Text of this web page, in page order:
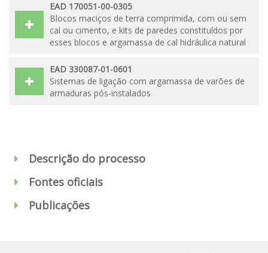
EAD 170051-00-0305
Blocos maciços de terra comprimida, com ou sem
cal ou cimento, e kits de paredes constituídos por
esses blocos e argamassa de cal hidráulica natural
EAD 330087-01-0601
Sistemas de ligação com argamassa de varões de
armaduras pós-instalados
Descrição do processo
Fontes oficiais
Publicações